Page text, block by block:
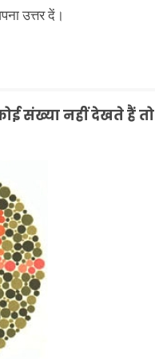
उत्तर दें।
संख्या नहीं देखते हैं तो